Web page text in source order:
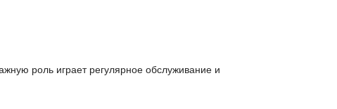
роль играет регулярное обслуживание и